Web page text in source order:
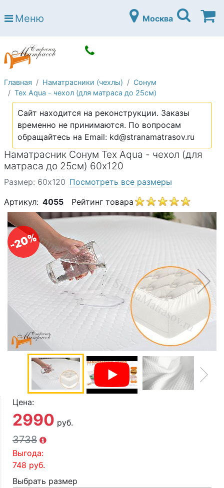
Страна матрасов
Open submenu (Матрасы)
Open submenu (Кровати)
Кровати
Open submenu (Аксессуары)
Open submenu (Диваны)
Диваны
Open submenu (Постельное белье)
Постельное белье
Open submenu (Мебель)
Мебель
Open submenu (Основания)
Основания
Open submenu (Детские матрасы)
Детские матрасы
Open submenu (Детские кровати)
Детские кровати
Open submenu (Шкафы)
Шкафы
О компании
Контакты
Доставка по городу
Меню Москва
Главная Наматрасники (чехлы)
Сонум
Tex Aqua - чехол (для матраса до 25см)
Сайт находится на реконструкции. Заказы
временно не принимаются. По вопросам
обращайтесь на Email: kd@stranamatrasov.ru
Наматрасник Сонум Tex Aqua - чехол (для
матраса до 25см) 60х120
-20%
Размер: 60х120 Посмотреть все размеры
Артикул: 4055 Рейтинг товара
Цена:
2990 руб.
3738
Выгода:
748 руб.
Выбрать размер